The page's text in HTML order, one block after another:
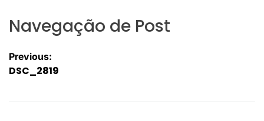
Navegação de Post
Previous:
DSC_2819